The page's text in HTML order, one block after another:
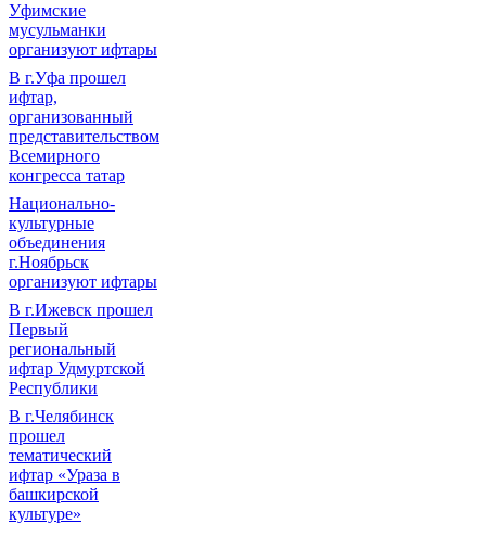
Уфимские
мусульманки
организуют ифтары
В г.Уфа прошел
ифтар,
организованный
представительством
Всемирного
конгресса татар
Национально-
культурные
объединения
г.Ноябрьск
организуют ифтары
В г.Ижевск прошел
Первый
региональный
ифтар Удмуртской
Республики
В г.Челябинск
прошел
тематический
ифтар «Ураза в
башкирской
культуре»